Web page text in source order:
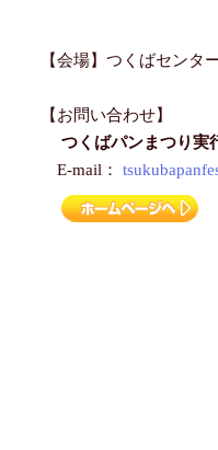
【会場】つくばセンタ
【お問い合わせ】
つくばパンまつり実
E-mail：